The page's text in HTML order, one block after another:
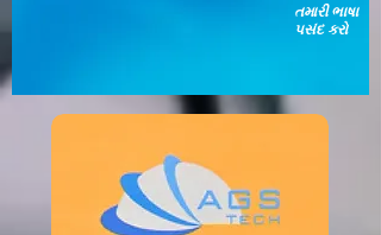
તમારી ભાષા
પસંદ કરો